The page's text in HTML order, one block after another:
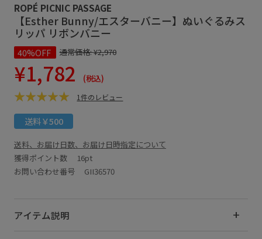
ROPÉ PICNIC PASSAGE
【Esther Bunny/エスターバニー】ぬいぐるみス
リッパ リボンバニー
40%OFF 通常価格:¥2,970
¥1,782 (税込)
1件のレビュー
送料￥500
送料、お届け日数、お届け日時指定について
獲得ポイント数
16pt
お問い合わせ番号 GII36570
アイテム説明